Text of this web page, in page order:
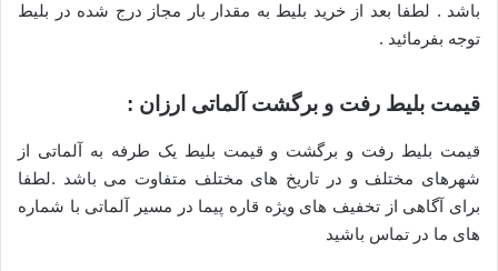
باشد . لطفا بعد از خرید بلیط به مقدار بار مجاز درج شده در بلیط
توجه بفرمائید .
قیمت بلیط رفت و برگشت آلماتی ارزان :
قیمت بلیط رفت و برگشت و قیمت بلیط یک طرفه به آلماتی از
شهرهای مختلف و در تاریخ های مختلف متفاوت می باشد .لطفا
برای آگاهی از تخفیف های ویژه قاره پیما در مسیر آلماتی با شماره
های ما در تماس باشید